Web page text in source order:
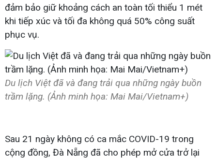
đảm bảo giữ khoảng cách an toàn tối thiểu 1 mét
khi tiếp xúc và tối đa không quá 50% công suất
phục vụ.
Du lịch Việt đã và đang trải qua những ngày buồn
trầm lặng. (Ảnh minh họa: Mai Mai/Vietnam+)
Sau 21 ngày không có ca mắc COVID-19 trong
cộng đồng, Đà Nẵng đã cho phép mở cửa trở lại